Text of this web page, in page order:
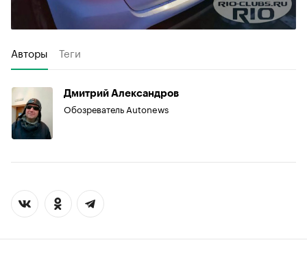
Авторы Теги
Дмитрий Александров
Обозреватель Autonews